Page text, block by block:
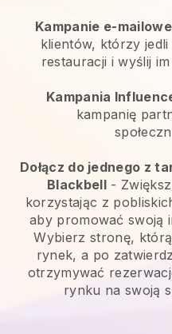
Kampanie e-mailowe
klientów, którzy
restauracji i wyślij
Kampania
kampanię
Dołącz do jednego z
Blackbell-
korzystając z
aby promować swoją
Wybierz stronę,
rynek, a po
otrzymywać
rynku na swoją